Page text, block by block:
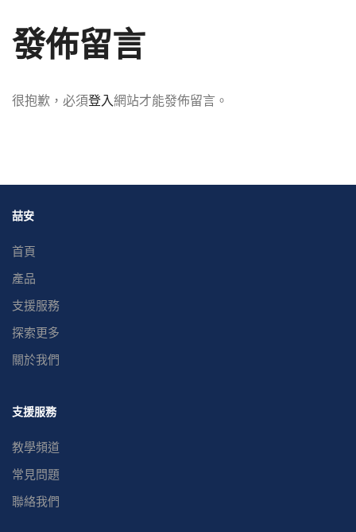
發佈留言
很抱歉，必須登入網站才能發佈留言。
喆安
首頁
產品
支援服務
探索更多
關於我們
支援服務
教學頻道
常見問題
聯絡我們